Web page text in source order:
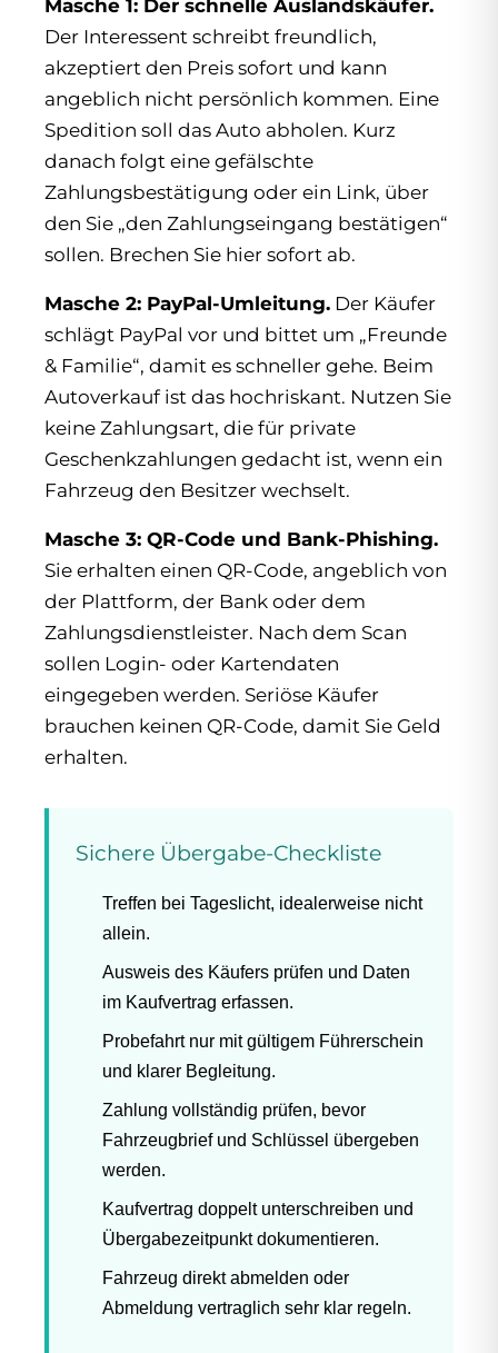
Masche 1: Der schnelle Auslandskäufer.
Der Interessent schreibt freundlich,
akzeptiert den Preis sofort und kann
angeblich nicht persönlich kommen. Eine
Spedition soll das Auto abholen. Kurz
danach folgt eine gefälschte
Zahlungsbestätigung oder ein Link, über
den Sie „den Zahlungseingang bestätigen“
sollen. Brechen Sie hier sofort ab.
Masche 2: PayPal-Umleitung. Der Käufer
schlägt PayPal vor und bittet um „Freunde
& Familie“, damit es schneller gehe. Beim
Autoverkauf ist das hochriskant. Nutzen Sie
keine Zahlungsart, die für private
Geschenkzahlungen gedacht ist, wenn ein
Fahrzeug den Besitzer wechselt.
Masche 3: QR-Code und Bank-Phishing.
Sie erhalten einen QR-Code, angeblich von
der Plattform, der Bank oder dem
Zahlungsdienstleister. Nach dem Scan
sollen Login- oder Kartendaten
eingegeben werden. Seriöse Käufer
brauchen keinen QR-Code, damit Sie Geld
erhalten.
Sichere Übergabe-Checkliste
Treffen bei Tageslicht, idealerweise nicht
allein.
Ausweis des Käufers prüfen und Daten
im Kaufvertrag erfassen.
Probefahrt nur mit gültigem Führerschein
und klarer Begleitung.
Zahlung vollständig prüfen, bevor
Fahrzeugbrief und Schlüssel übergeben
werden.
Kaufvertrag doppelt unterschreiben und
Übergabezeitpunkt dokumentieren.
Fahrzeug direkt abmelden oder
Abmeldung vertraglich sehr klar regeln.